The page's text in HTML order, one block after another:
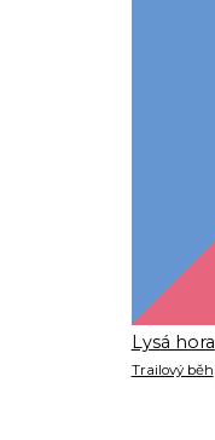
Lysá hora
Trailový běh